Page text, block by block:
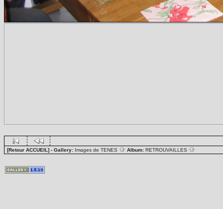
[Retour ACCUEIL] - Gallery: Images de TENES Album: RETROUVAILLES